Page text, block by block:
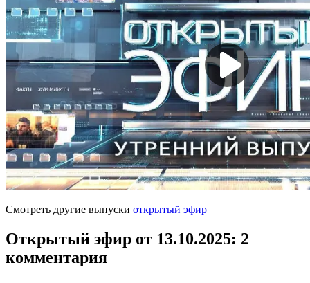
Смотреть другие выпуски открытый эфир
Открытый эфир от 13.10.2025: 2
комментария